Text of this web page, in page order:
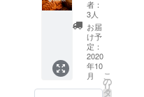
（冷
凍） 佐
久鯉焼
き（花
豆ア
ン）3匹
（冷
凍）
者：
3人
お届
け予
定：
2020
年10
月
こ
の
リ
タ